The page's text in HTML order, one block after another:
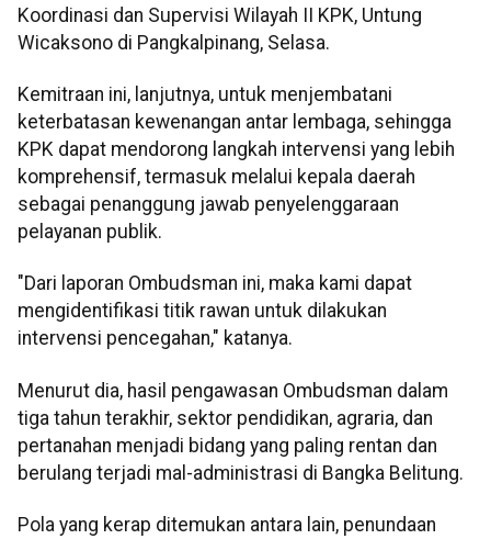
Koordinasi dan Supervisi Wilayah II KPK, Untung
Wicaksono di Pangkalpinang, Selasa.
Kemitraan ini, lanjutnya, untuk menjembatani
keterbatasan kewenangan antar lembaga, sehingga
KPK dapat mendorong langkah intervensi yang lebih
komprehensif, termasuk melalui kepala daerah
sebagai penanggung jawab penyelenggaraan
pelayanan publik.
"Dari laporan Ombudsman ini, maka kami dapat
mengidentifikasi titik rawan untuk dilakukan
intervensi pencegahan," katanya.
Menurut dia, hasil pengawasan Ombudsman dalam
tiga tahun terakhir, sektor pendidikan, agraria, dan
pertanahan menjadi bidang yang paling rentan dan
berulang terjadi mal-administrasi di Bangka Belitung.
Pola yang kerap ditemukan antara lain, penundaan